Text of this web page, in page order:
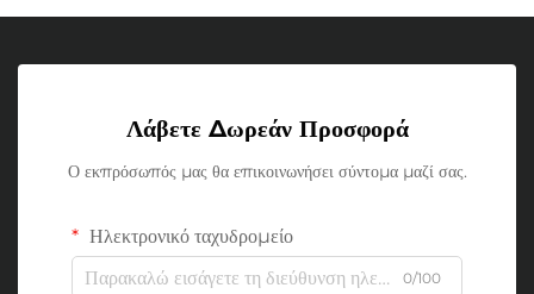
Λάβετε Δωρεάν Προσφορά
Ο εκπρόσωπός μας θα επικοινωνήσει σύντομα μαζί σας.
Ηλεκτρονικό ταχυδρομείο
0/100